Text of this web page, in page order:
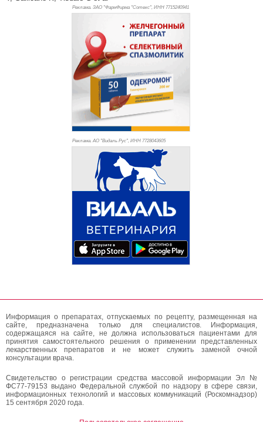
Реклама. ЗАО "ФармФирма "Сотекс", ИНН 7715240941
Реклама. АО "Видаль Рус", ИНН 7728043605
Информация о препаратах, отпускаемых по рецепту, размещенная на
сайте, предназначена только для специалистов. Информация,
содержащаяся на сайте, не должна использоваться пациентами для
принятия самостоятельного решения о применении представленных
лекарственных препаратов и не может служить заменой очной
консультации врача.
Свидетельство о регистрации средства массовой информации Эл №
ФС77-79153 выдано Федеральной службой по надзору в сфере связи,
информационных технологий и массовых коммуникаций (Роскомнадзор)
15 сентября 2020 года.